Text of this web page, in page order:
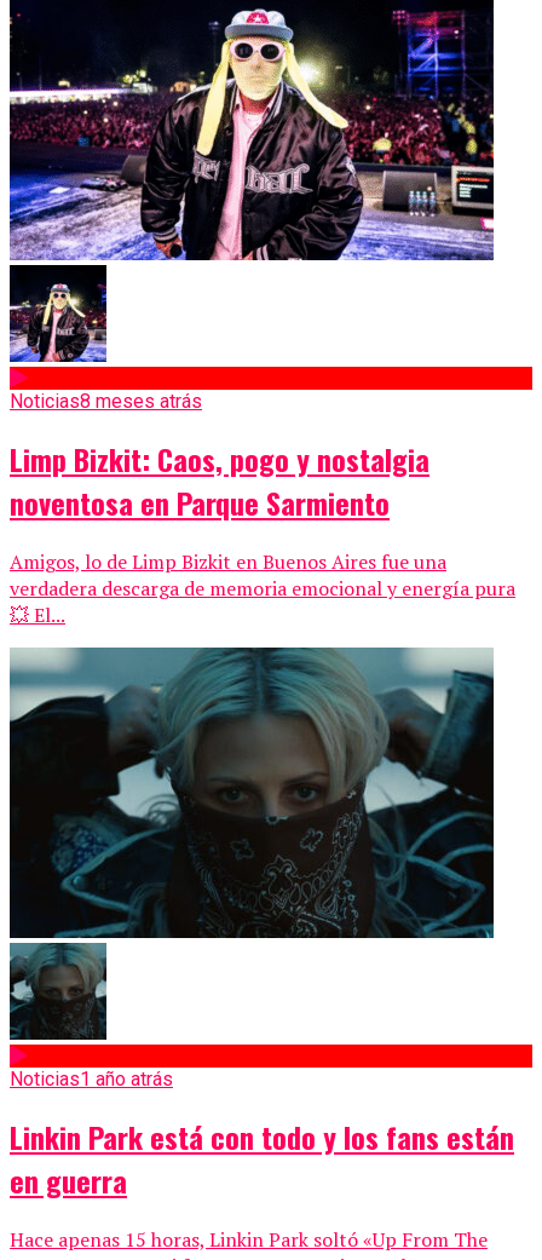
Noticias8 meses atrás
Limp Bizkit: Caos, pogo y nostalgia
noventosa en Parque Sarmiento
Amigos, lo de Limp Bizkit en Buenos Aires fue una
verdadera descarga de memoria emocional y energía pura
💥 El...
Noticias1 año atrás
Linkin Park está con todo y los fans están
en guerra
Hace apenas 15 horas, Linkin Park soltó «Up From The